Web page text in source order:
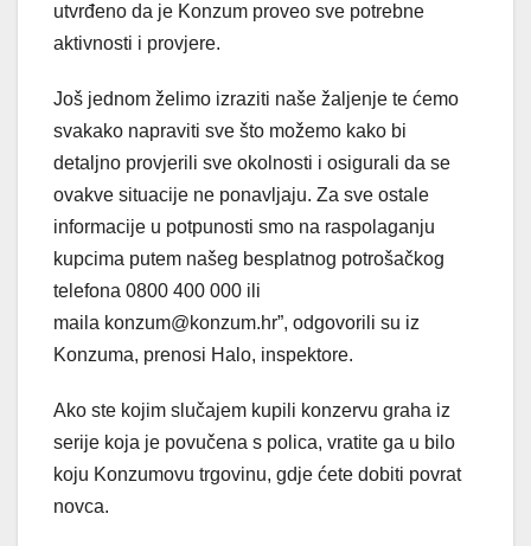
utvrđeno da je Konzum proveo sve potrebne
aktivnosti i provjere.
Još jednom želimo izraziti naše žaljenje te ćemo
svakako napraviti sve što možemo kako bi
detaljno provjerili sve okolnosti i osigurali da se
ovakve situacije ne ponavljaju. Za sve ostale
informacije u potpunosti smo na raspolaganju
kupcima putem našeg besplatnog potrošačkog
telefona 0800 400 000 ili
maila konzum@konzum.hr”, odgovorili su iz
Konzuma, prenosi Halo, inspektore.
Ako ste kojim slučajem kupili konzervu graha iz
serije koja je povučena s polica, vratite ga u bilo
koju Konzumovu trgovinu, gdje ćete dobiti povrat
novca.